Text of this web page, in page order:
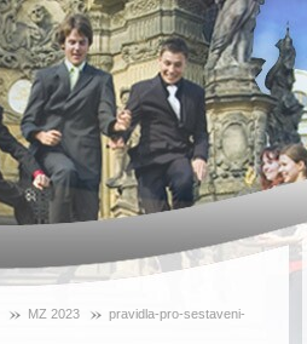
MZ 2023
pravidla-pro-sestaveni-